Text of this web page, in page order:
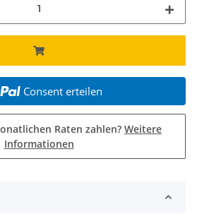
Consent erteilen
Raten zahlen? Weitere
Informationen